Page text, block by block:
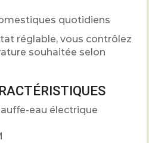
quotidiens
réglable, vous contrôlez
souhaitée selon
eau électrique